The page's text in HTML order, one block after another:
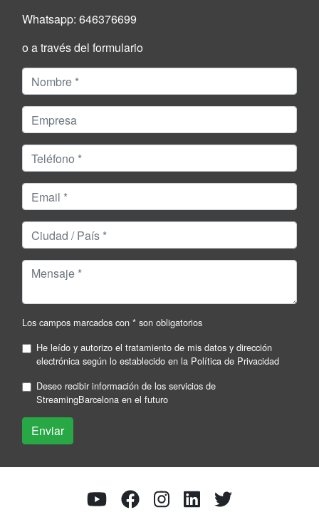
Whatsapp: 646376699
o a través del formulario
Los campos marcados con * son obligatorios
He leído y autorizo el tratamiento de mis datos y dirección
electrónica según lo establecido en la Política de Privacidad
Deseo recibir información de los servicios de
StreamingBarcelona en el futuro